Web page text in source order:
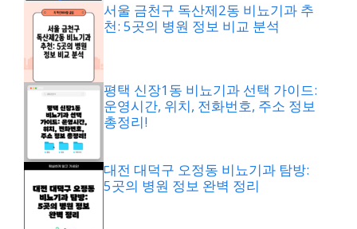
서울 금천구 독산제2동 비뇨기과 추
천: 5곳의 병원 정보 비교 분석
평택 신장1동 비뇨기과 선택 가이드:
운영시간, 위치, 전화번호, 주소 정보
총정리!
대전 대덕구 오정동 비뇨기과 탐방:
5곳의 병원 정보 완벽 정리